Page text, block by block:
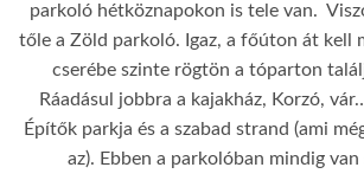
parkoló hétköznapokon is tele van.
tőle a Zöld parkoló. Igaz, a főúton át kell
cserébe szinte rögtön a tóparton
Ráadásul jobbra a kajakház, Korzó,
Építők parkja és a szabad strand (ami
az). Ebben a parkolóban mindig van